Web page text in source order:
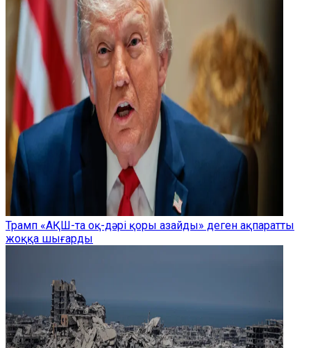
Трамп «АҚШ-та оқ-дәрі қоры азайды» деген ақпаратты
жоққа шығарды